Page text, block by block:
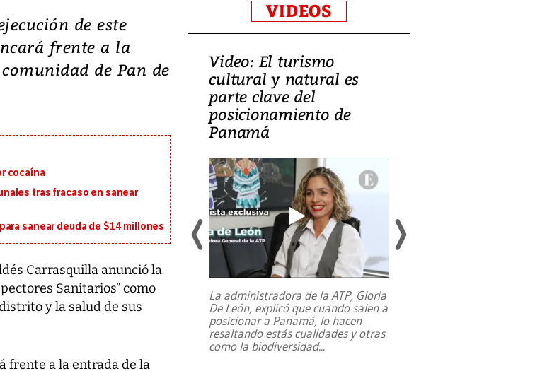
de este
frente a la
de Pan de
cocaína
tras fracaso en sanear
sanear deuda de $14 millones
Carrasquilla anunció la
Sanitarios” como
y la salud de sus
frente a la entrada de la
VIDEOS
la ‘zambianización’
que Panamá
Video: El turismo
cultural y natural es
parte clave del
posicionamiento de
Panamá
La administradora de la ATP, Gloria
De León, explicó que cuando salen a
posicionar a Panamá, lo hacen
resaltando estás cualidades y otras
como la biodiversidad...